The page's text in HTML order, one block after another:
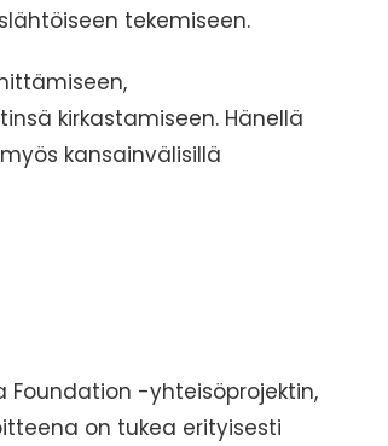
tekemiseen.
kirkastamiseen. Hänellä
kansainvälisillä
Foundation -yhteisöprojektin,
on tukea erityisesti